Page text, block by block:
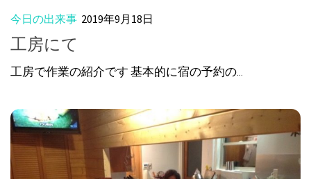
今日の出来事 2019年9月18日
工房にて
工房で作業の紹介です 基本的に宿の予約の...